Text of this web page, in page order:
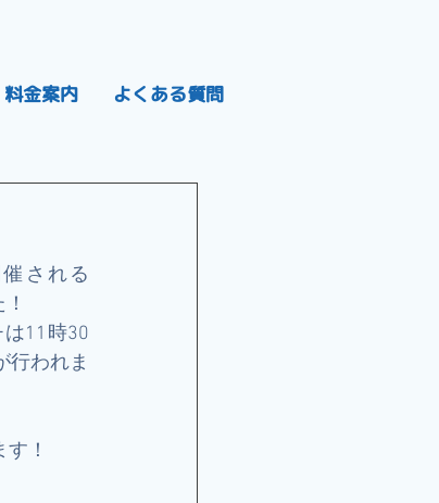
料金案内 よくある質問
される
11時30
行われま
！